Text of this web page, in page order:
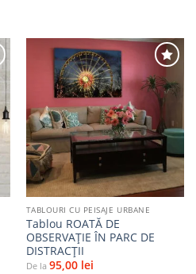
Adaugă
favorite
TABLOURI CU PEISAJE URBANE
Tablou ROATĂ DE
OBSERVAȚIE ÎN PARC DE
DISTRACȚII
De la 95,00 lei